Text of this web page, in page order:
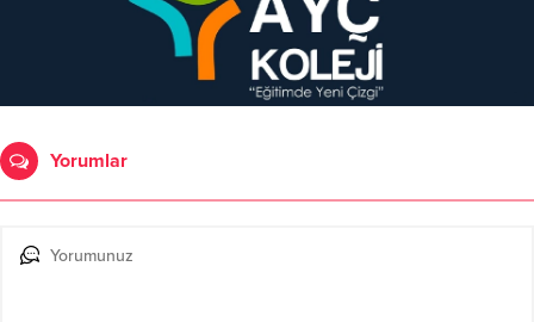
Yorumlar